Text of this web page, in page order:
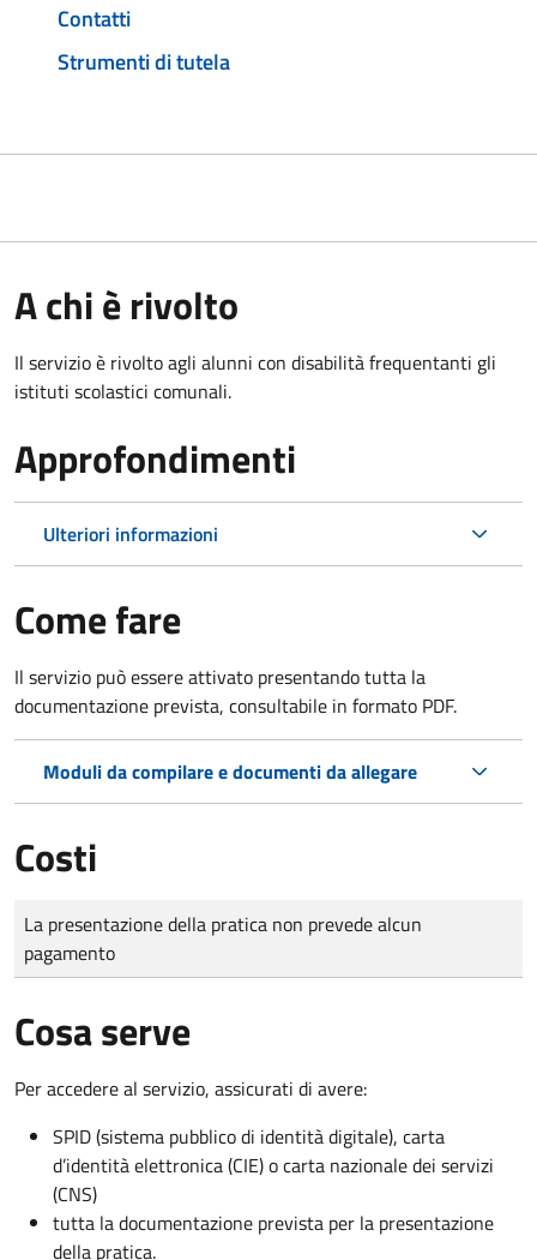
Contatti
Strumenti di tutela
A chi è rivolto
Il servizio è rivolto agli alunni con disabilità frequentanti gli
istituti scolastici comunali.
Approfondimenti
Ulteriori informazioni
Come fare
Il servizio può essere attivato presentando tutta la
documentazione prevista, consultabile in formato PDF.
Moduli da compilare e documenti da allegare
Costi
Tipo di pagamento
Importo
La presentazione della pratica non prevede alcun
pagamento
Cosa serve
Per accedere al servizio, assicurati di avere:
SPID (sistema pubblico di identità digitale), carta
d’identità elettronica (CIE) o carta nazionale dei servizi
(CNS)
tutta la documentazione prevista per la presentazione
della pratica.